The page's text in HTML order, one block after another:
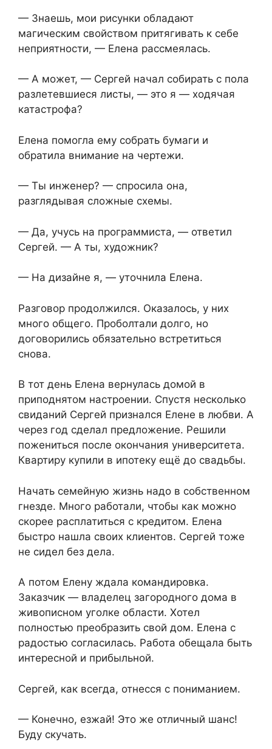
— Знаешь, мои рисунки обладают
магическим свойством притягивать к себе
неприятности, — Елена рассмеялась.
— А может, — Сергей начал собирать с пола
разлетевшиеся листы, — это я — ходячая
катастрофа?
Елена помогла ему собрать бумаги и
обратила внимание на чертежи.
— Ты инженер? — спросила она,
разглядывая сложные схемы.
— Да, учусь на программиста, — ответил
Сергей. — А ты, художник?
— На дизайне я, — уточнила Елена.
Разговор продолжился. Оказалось, у них
много общего. Проболтали долго, но
договорились обязательно встретиться
снова.
В тот день Елена вернулась домой в
приподнятом настроении. Спустя несколько
свиданий Сергей признался Елене в любви. А
через год сделал предложение. Решили
пожениться после окончания университета.
Квартиру купили в ипотеку ещё до свадьбы.
Начать семейную жизнь надо в собственном
гнезде. Много работали, чтобы как можно
скорее расплатиться с кредитом. Елена
быстро нашла своих клиентов. Сергей тоже
не сидел без дела.
А потом Елену ждала командировка.
Заказчик — владелец загородного дома в
живописном уголке области. Хотел
полностью преобразить свой дом. Елена с
радостью согласилась. Работа обещала быть
интересной и прибыльной.
Сергей, как всегда, отнесся с пониманием.
— Конечно, езжай! Это же отличный шанс!
Буду скучать.